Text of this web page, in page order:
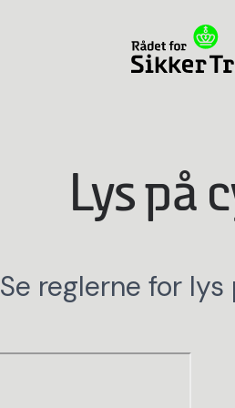
Lys på
Se reglerne for